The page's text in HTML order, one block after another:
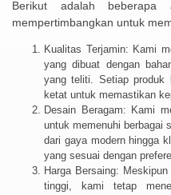
Berikut adalah beberapa
mempertimbangkan untuk
Kualitas Terjamin: Kami
yang dibuat dengan
yang teliti. Setiap produk
ketat untuk memastikan
Desain Beragam: Kami
untuk memenuhi berbagai
dari gaya modern hingga
yang sesuai dengan
Harga Bersaing:
tinggi, kami tetap